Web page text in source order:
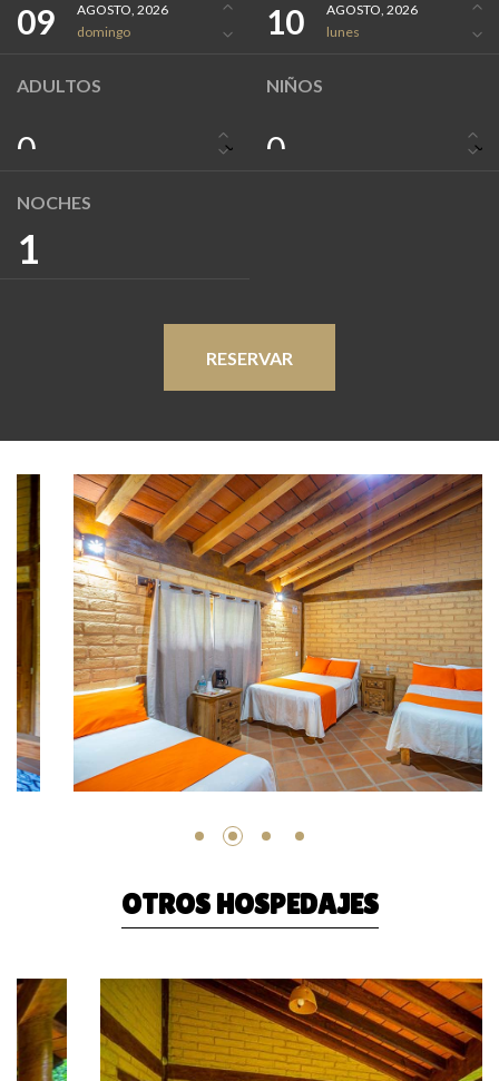
09
AGOSTO, 2026
domingo
10
AGOSTO, 2026
lunes
ADULTOS
0
NIÑOS
0
NOCHES
1
RESERVAR
OTROS HOSPEDAJES